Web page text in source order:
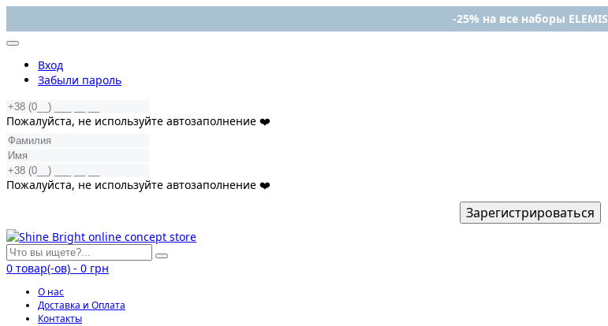
-25% на все наборы ELEMIS
Вход
Забыли пароль
Пожалуйста, не используйте автозаполнение ❤️
Пожалуйста, не используйте автозаполнение ❤️
Зарегистрироваться
0 товар(-ов) - 0 грн
О нас
Доставка и Оплата
Контакты